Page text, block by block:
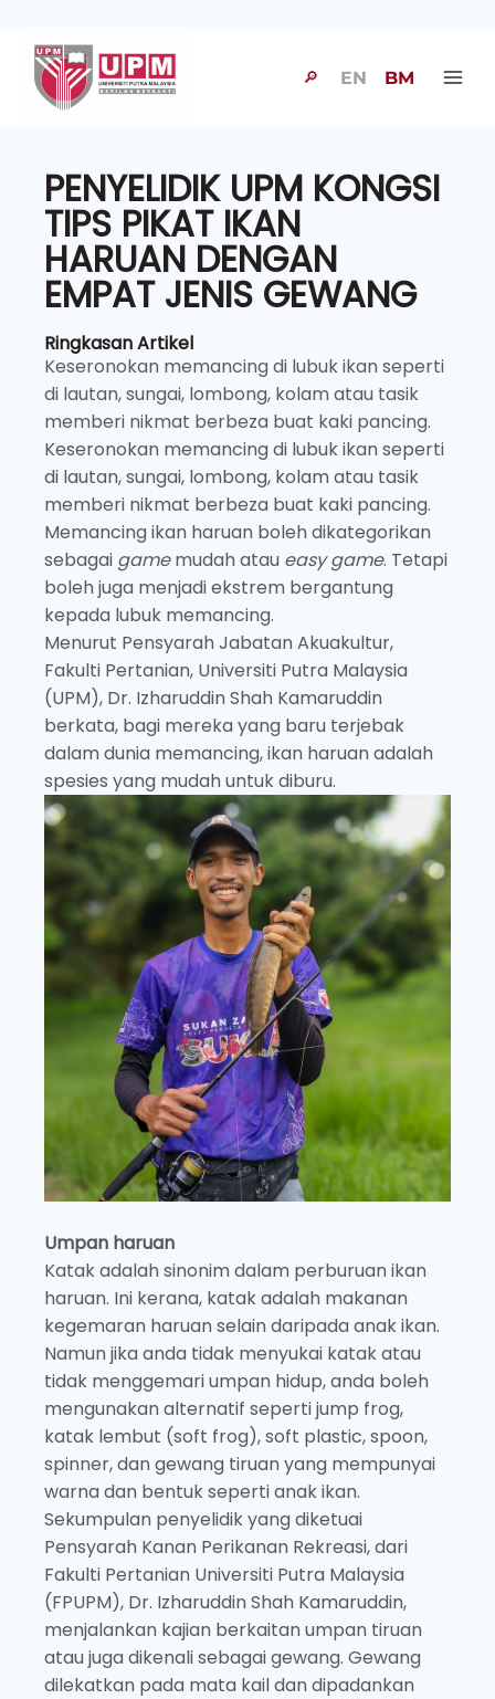
🔎 EN BM
PENYELIDIK UPM KONGSI
TIPS PIKAT IKAN
HARUAN DENGAN
EMPAT JENIS GEWANG
Ringkasan Artikel
Keseronokan memancing di lubuk ikan seperti
di lautan, sungai, lombong, kolam atau tasik
memberi nikmat berbeza buat kaki pancing.
Keseronokan memancing di lubuk ikan seperti
di lautan, sungai, lombong, kolam atau tasik
memberi nikmat berbeza buat kaki pancing.
Memancing ikan haruan boleh dikategorikan
sebagai gamemudah atau easy game. Tetapi
boleh juga menjadi ekstrem bergantung
kepada lubuk memancing.
Menurut Pensyarah Jabatan Akuakultur,
Fakulti Pertanian, Universiti Putra Malaysia
(UPM), Dr. Izharuddin Shah Kamaruddin
berkata, bagi mereka yang baru terjebak
dalam dunia memancing, ikan haruan adalah
spesies yang mudah untuk diburu.
Umpan haruan
Katak adalah sinonim dalam perburuan ikan
haruan. Ini kerana, katak adalah makanan
kegemaran haruan selain daripada anak ikan.
Namun jika anda tidak menyukai katak atau
tidak menggemari umpan hidup, anda boleh
mengunakan alternatif seperti jump frog,
katak lembut (soft frog), soft plastic, spoon,
spinner, dan gewang tiruan yang mempunyai
warna dan bentuk seperti anak ikan.
Sekumpulan penyelidik yang diketuai
Pensyarah Kanan Perikanan Rekreasi, dari
Fakulti Pertanian Universiti Putra Malaysia
(FPUPM), Dr. Izharuddin Shah Kamaruddin,
menjalankan kajian berkaitan umpan tiruan
atau juga dikenali sebagai gewang. Gewang
dilekatkan pada mata kail dan dipadankan